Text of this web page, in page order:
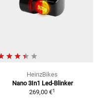
HeinzBikes
Nano 3In1 Led-Blinker
269,00 €1